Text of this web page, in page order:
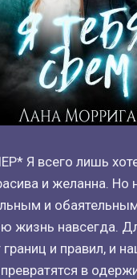
Я всего лишь
и желанна. Но
и
жизнь навсегда.
границ и правил, и
в